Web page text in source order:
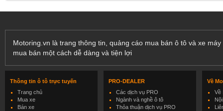
Motoring.vn là trang thông tin, quảng cáo mua bán ô tô và xe
mua bán một cách dễ dàng và tiện lợi
Thông tin ô tô trực tuyến
Trang chủ
Mua xe
Bán xe
PRO-DEALER
Các dịch vụ PRO
Ngành và nghề ô tô
Thỏa thuận dịch vụ PRO
Về
Về